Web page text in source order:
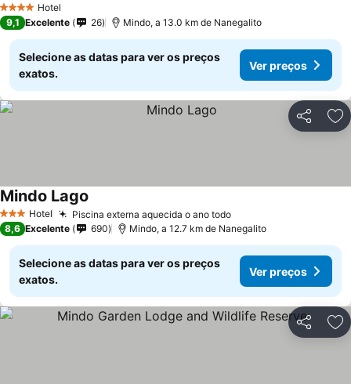
4 EstrelasHotel
9,1 Excelente 26 Mindo, a 13.0 km de Nanegalito
Selecione as datas para ver os preços
exatos.
Ver preços
Partilhar
3 EstrelasHotel Piscina externa aquecida o ano todo
Mindo Lago
8,6 Excelente 690 Mindo, a 12.7 km de Nanegalito
Selecione as datas para ver os preços
exatos.
Ver preços
Partilhar